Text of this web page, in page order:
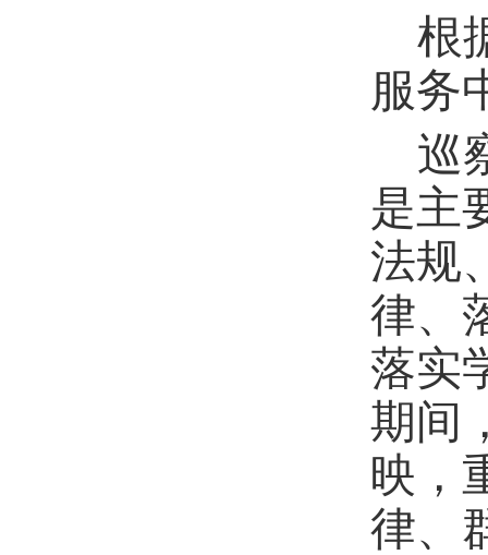
根
服务
巡
是主
法规
律、
落实
期间
映，
律、